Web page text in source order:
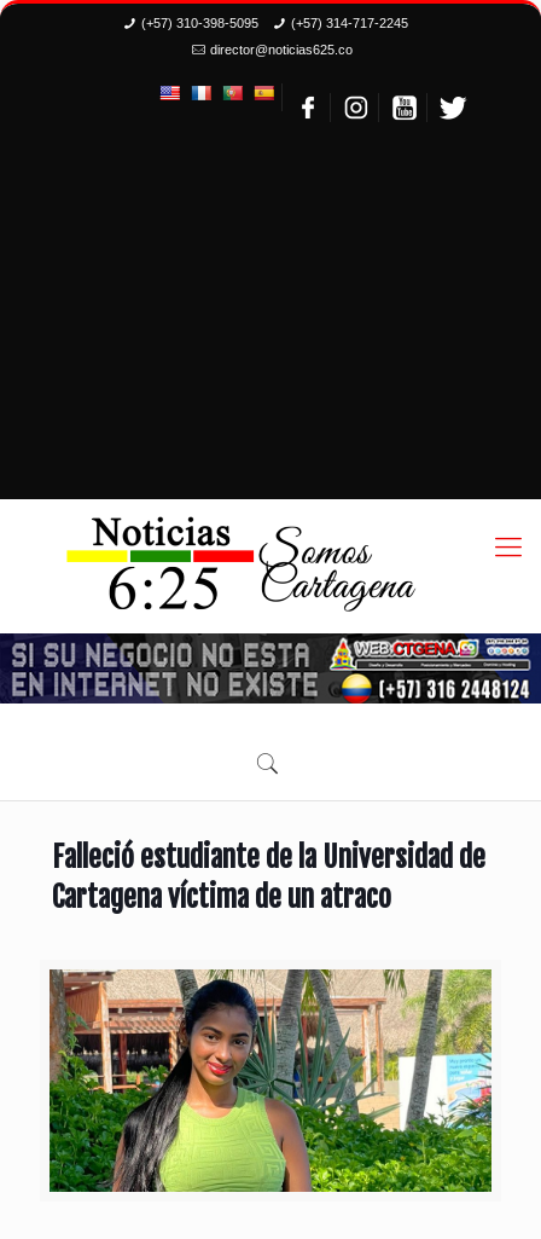
(+57) 310-398-5095
(+57) 314-717-2245
director@noticias625.co
Falleció estudiante de la Universidad de
Cartagena víctima de un atraco